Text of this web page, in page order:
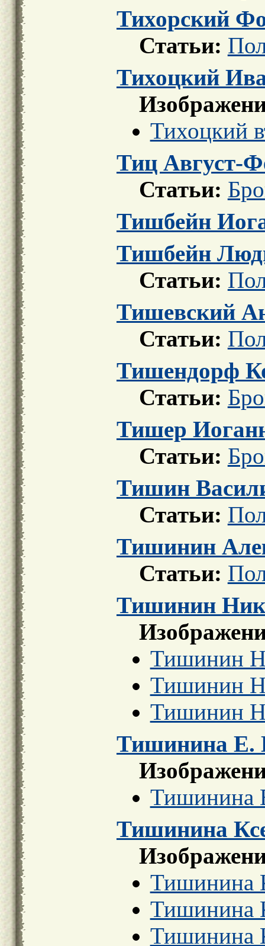
Тихорский
Статьи:
Тихоцкий
Тихоцкий
Тиц Август-
Статьи:
Тишбейн
Тишбейн
Статьи:
Тишевский
Статьи:
Тишендорф
Статьи:
Тишер
Статьи:
Тишин
Статьи:
Тишинин
Статьи:
Тишинин
Тишинин
Тишинин
Тишинин
Тишинина Е.
Тишинина
Тишинина
Тишинина
Тишинина
Тишинина